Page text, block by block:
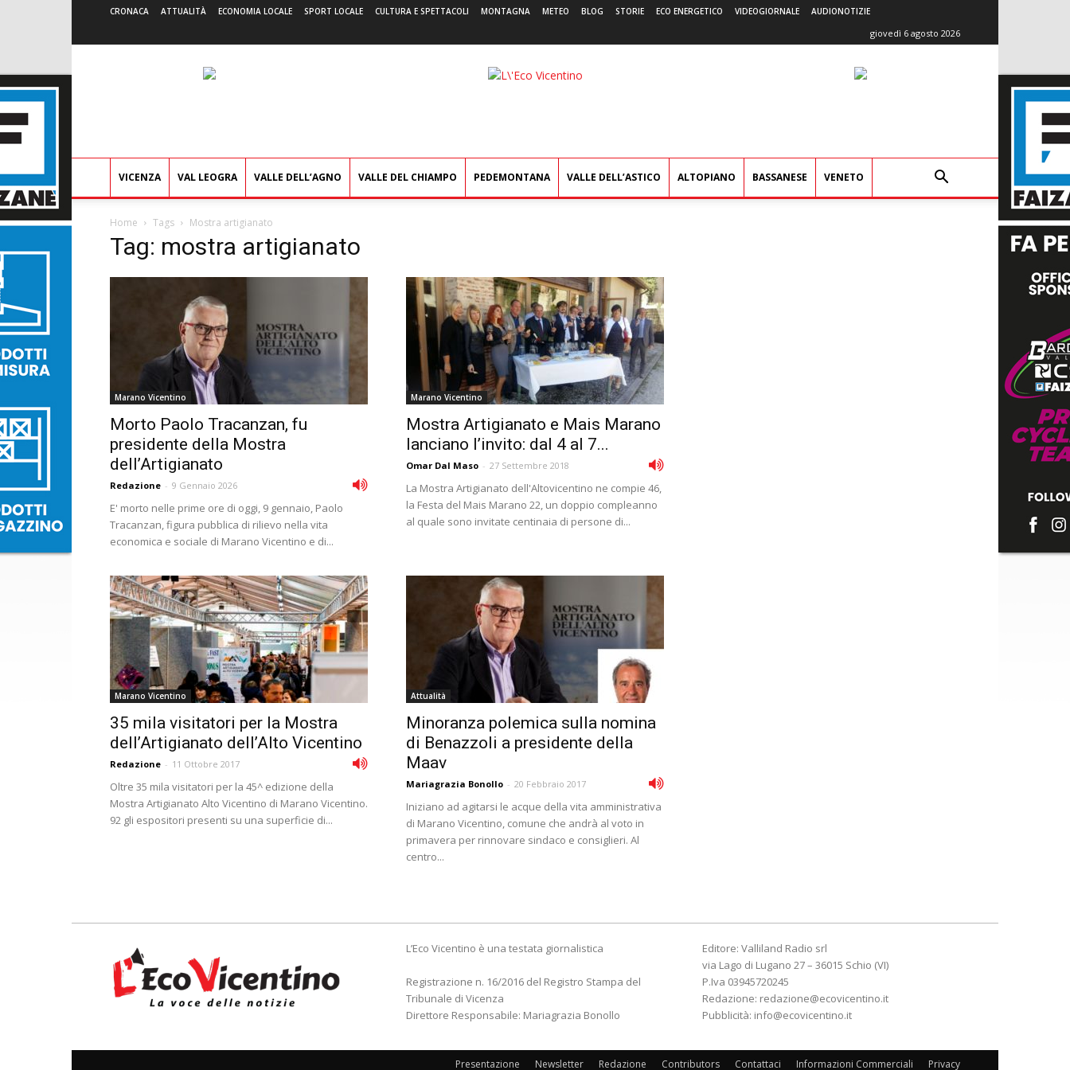
CRONACA ATTUALITÀ ECONOMIA LOCALE SPORT LOCALE CULTURA E SPETTACOLI MONTAGNA METEO BLOG STORIE ECO ENERGETICO VIDEOGIORNALE AUDIONOTIZIE
giovedì 6 agosto 2026
L'Eco
VICENZA VAL LEOGRA VALLE DELL’AGNO VALLE DEL CHIAMPO PEDEMONTANA VALLE DELL’ASTICO ALTOPIANO BASSANESE VENETO
Home Tags Mostra artigianato
Tag: mostra artigianato
Marano Vicentino
Morto Paolo Tracanzan, fu
presidente della Mostra
dell’Artigianato
Redazione - 9 Gennaio 2026
E' morto nelle prime ore di oggi, 9 gennaio, Paolo
Tracanzan, figura pubblica di rilievo nella vita
economica e sociale di Marano Vicentino e di...
Marano Vicentino
Mostra Artigianato e Mais Marano
lanciano l’invito: dal 4 al 7...
Omar Dal Maso - 27 Settembre 2018
La Mostra Artigianato dell'Altovicentino ne compie 46,
la Festa del Mais Marano 22, un doppio compleanno
al quale sono invitate centinaia di persone di...
Marano Vicentino
35 mila visitatori per la Mostra
dell’Artigianato dell’Alto Vicentino
Redazione - 11 Ottobre 2017
Oltre 35 mila visitatori per la 45^ edizione della
Mostra Artigianato Alto Vicentino di Marano Vicentino.
92 gli espositori presenti su una superficie di...
Attualità
Minoranza polemica sulla nomina
di Benazzoli a presidente della
Maav
Mariagrazia Bonollo - 20 Febbraio 2017
Iniziano ad agitarsi le acque della vita amministrativa
di Marano Vicentino, comune che andrà al voto in
primavera per rinnovare sindaco e consiglieri. Al
centro...
L’Eco Vicentino è una testata giornalistica
Registrazione n. 16/2016 del Registro Stampa del
Tribunale di Vicenza
Direttore Responsabile: Mariagrazia Bonollo
Editore: Valliland Radio srl
via Lago di Lugano 27 – 36015 Schio (VI)
P.Iva 03945720245
Redazione: redazione@ecovicentino.it
Pubblicità: info@ecovicentino.it
Presentazione Newsletter Redazione Contributors Contattaci Informazioni Commerciali Privacy